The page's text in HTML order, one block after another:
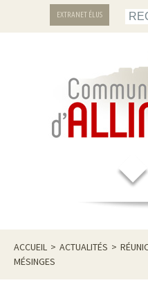
EXTRANET ÉLUS
ACCUEIL > ACTUALITÉS >
MÉSINGES